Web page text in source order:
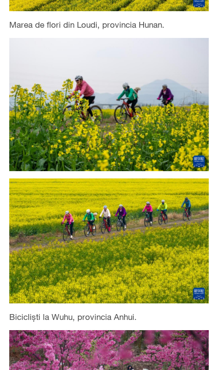
Marea de flori din Loudi, provincia Hunan.
Bicicliști la Wuhu, provincia Anhui.